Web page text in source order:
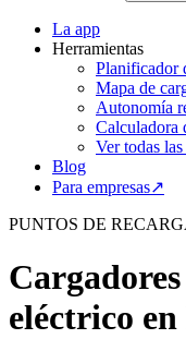
La app
Herramientas
Planificador
Mapa de
Autonomía
Calculadora
Ver todas
Blog
Para empresas↗
PUNTOS DE
eléctrico